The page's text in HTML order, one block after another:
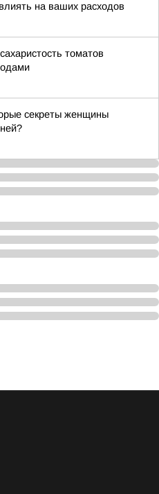
на ваших расходов
томатов
секреты женщины